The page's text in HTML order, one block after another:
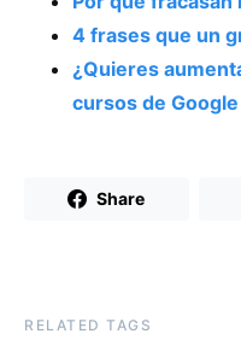
4 frases que un
¿Quieres
cursos de
Share
RELATED TAGS